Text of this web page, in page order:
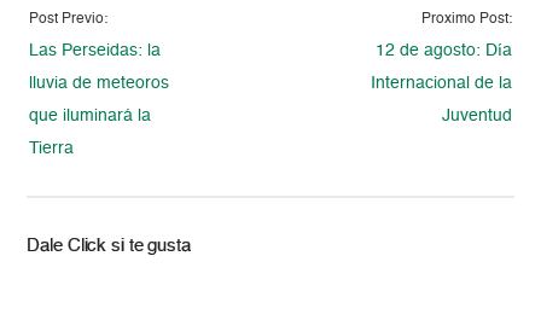
Post Previo:
Las Perseidas: la
lluvia de meteoros
que iluminará la
Tierra
Proximo Post:
12 de agosto: Día
Internacional de la
Juventud
Dale Click si te gusta